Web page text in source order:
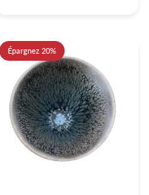
Épargnez 20%